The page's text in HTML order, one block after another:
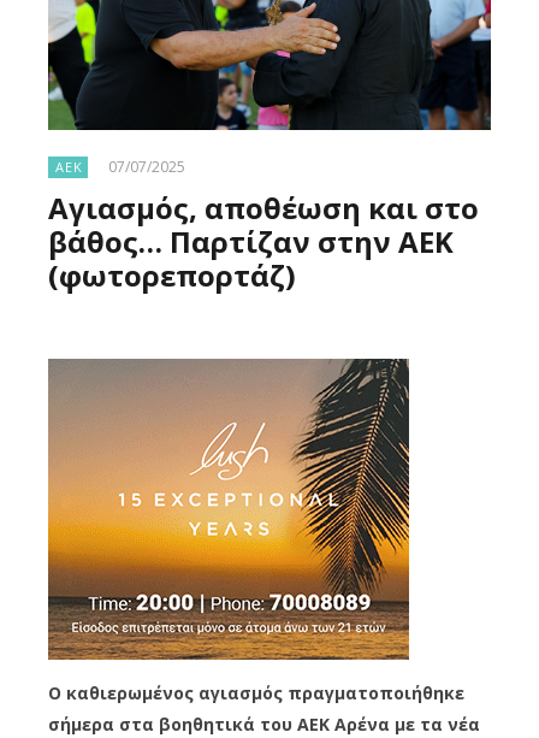
ΑΕΚ 07/07/2025
Αγιασμός, αποθέωση και στο
βάθος… Παρτίζαν στην ΑΕΚ
(φωτορεπορτάζ)
Ο καθιερωμένος αγιασμός πραγματοποιήθηκε
σήμερα στα βοηθητικά του ΑΕΚ Αρένα με τα νέα